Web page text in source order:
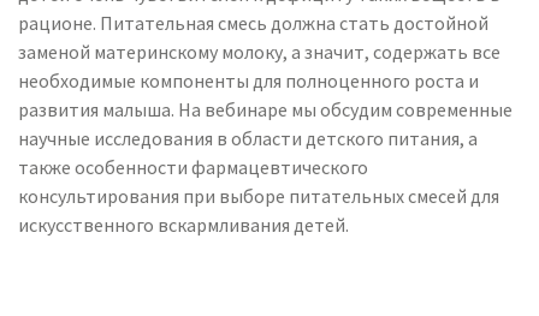
рационе. Питательная смесь должна стать достойной
заменой материнскому молоку, а значит, содержать все
необходимые компоненты для полноценного роста и
развития малыша. На вебинаре мы обсудим современные
научные исследования в области детского питания, а
также особенности фармацевтического
консультирования при выборе питательных смесей для
искусственного вскармливания детей.